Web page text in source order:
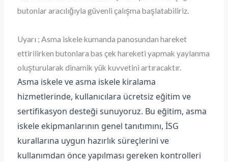
butonlar aracılığıyla güvenli çalışma başlatabiliriz.
Uyarı ; Asma iskele kumanda panosundan hareket
ettirilirken butonlara bas çek hareketi yapmak yaylanma
oluşturularak dinamik yük kuvvetini artıracaktır.
Asma iskele ve asma iskele kiralama
hizmetlerinde, kullanıcılara ücretsiz eğitim ve
sertifikasyon desteği sunuyoruz. Bu eğitim, asma
iskele ekipmanlarının genel tanıtımını, İSG
kurallarına uygun hazırlık süreçlerini ve
kullanımdan önce yapılması gereken kontrolleri